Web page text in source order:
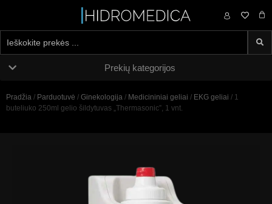
0,00 €
Prekių kategorijos
Pradžia / Parduotuvė / Ginekologija / Medicininiai geliai / EKG geliai / 1
buteliuko 250ml gelio šildytuvas „Thermasonic”, 1 vnt.